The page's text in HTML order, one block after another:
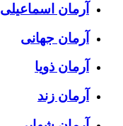
آرمان اسماعیلی
آرمان جهانی
آرمان ذویا
آرمان زند